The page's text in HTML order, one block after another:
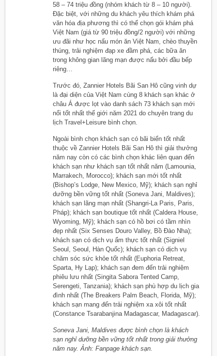
58 – 74 triệu đồng (nhóm khách từ 8 – 10 người).
Đặc biệt, với những du khách yêu thích khám phá
văn hóa địa phương thì có thể chọn gói khám phá
Việt Nam (giá từ 90 triệu đồng/2 người) với những
ưu đãi như học nấu món ăn Việt Nam, chèo thuyền
thúng, trải nghiệm đạp xe đầm phá, các bữa ăn
trong không gian lãng mạn được nấu bởi đầu bếp
riêng…
Trước đó, Zannier Hotels Bãi San Hô cũng vinh dự
là đại diện của Việt Nam cùng 8 khách sạn khác ở
châu Á được lọt vào danh sách 73 khách sạn mới
nổi tốt nhất thế giới năm 2021 do chuyên trang du
lịch Travel+Leisure bình chọn.
Ngoài bình chọn khách sạn có bãi biển tốt nhất
thuộc về Zannier Hotels Bãi San Hô thì giải thưởng
năm nay còn có các bình chọn khác liên quan đến
khách sạn như khách sạn tốt nhất năm (Lamounia,
Marrakech, Morocco); khách sạn mới tốt nhất
(Bishop’s Lodge, New Mexico, Mỹ); khách sạn nghỉ
dưỡng bền vững tốt nhất (Soneva Jani, Maldives);
khách sạn lãng mạn nhất (Shangri-La Paris, Paris,
Pháp); khách sạn boutique tốt nhất (Caldera House,
Wyoming, Mỹ); khách sạn có hồ bơi có tầm nhìn
đẹp nhất (Six Senses Douro Valley, Bồ Đào Nha);
khách sạn có dịch vụ ẩm thực tốt nhất (Signiel
Seoul, Seoul, Hàn Quốc); khách sạn có dịch vụ
chăm sóc sức khỏe tốt nhất (Euphoria Retreat,
Sparta, Hy Lạp); khách sạn đem đến trải nghiệm
phiêu lưu nhất (Singita Sabora Tented Camp,
Serengeti, Tanzania); khách sạn phù hợp du lịch gia
đình nhất (The Breakers Palm Beach, Florida, Mỹ);
khách sạn mang đến trải nghiệm xa xôi tốt nhất
(Constance Tsarabanjina Madagascar, Madagascar).
Soneva Jani, Maldives được bình chọn là khách
sạn nghỉ dưỡng bền vững tốt nhất trong giải thưởng
năm nay. Ảnh: Fanpage khách sạn.